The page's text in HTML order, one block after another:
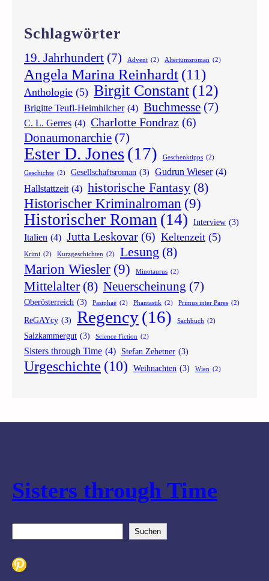
Schlagwörter
19. Jahrhundert (7) Advent (2) Altertumsroman (2)
Angela Marina Reinhardt (11)
Anthologie (5) Birgit Constant (12)
Brigitte Teufl-Heimhilcher (4) Buchmesse (7)
C. L. Gerres (4) Charlotte Fondraz (6)
Donaumonarchie (7)
Ester D. Jones(17) Geschenktipps (2)
Geschichte (2) Gesellschaftsroman (3) Gudrun Wieser (4)
Hallstattzeit (4) historische Fantasy (8)
Historischer Kriminalroman (9)
Historischer Roman (14) Interview (3)
Italien (4) Jutta Leskovar (6) Keltenzeit (5)
Krimi (2) Kurzgeschichten (2) Lesung (8)
Marion Wiesler (9) Minotaurus (2)
Mittelalter (8) Neuerscheinung (7)
Oberösterreich (3) Pasiphaë (2) Phantastik (2) Primus inter Pares (2)
ReGAYcy (3) Regency(16) Sachbuch (2)
Salzkammergut (3) Science Fiction (2)
Sisters through Time (4) Stefan Zehetner (3)
Urgeschichte (10) Weihnachten (3) Wien (2)
Sisters through Time
c
h
Suchen
Pinterest